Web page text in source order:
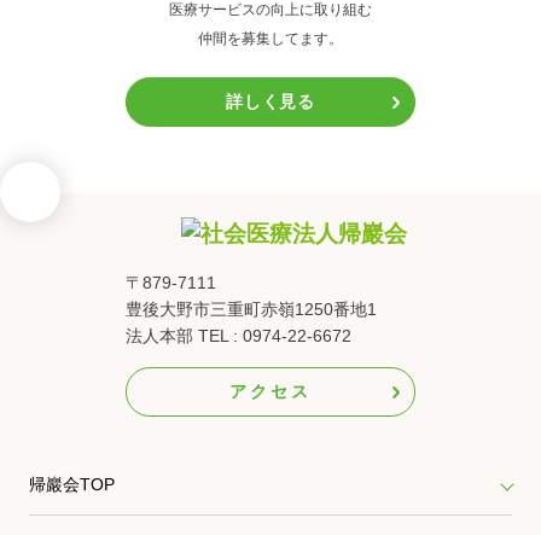
医療サービスの向上に取り組む
仲間を募集してます。
詳しく見る
〒879-7111
豊後大野市三重町赤嶺1250番地1
法人本部 TEL : 0974-22-6672
アクセス
帰巖会TOP